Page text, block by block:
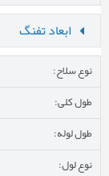
ابعاد تفنگ
نوع سلاح:
طول کلی:
طول لوله:
نوع لول: